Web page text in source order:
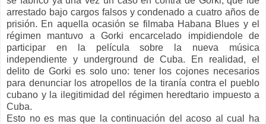
arrestado bajo cargos falsos y condenado a cuatro años de
prisión. En aquella ocasión se filmaba Habana Blues y el
régimen mantuvo a Gorki encarcelado impidiendole de
participar en la película sobre la nueva música
independiente y underground de Cuba. En realidad, el
delito de Gorki es solo uno: tener los cojones necesarios
para denunciar los atropellos de la tiranía contra el pueblo
cubano y la ilegitimidad del régimen heredtario impuesto a
Cuba.
Esto no es mas que la continuación del acoso al cual ha